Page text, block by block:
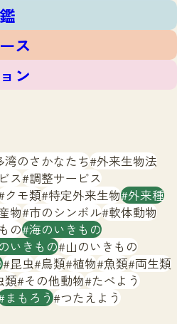
ップ
ス
ン
湾のさかなたち 外来生物法
ス 調整サービス
クモ類 特定外来生物 外来種
物 市のシンボル 軟体動物
の 海のいきもの
いきもの 山のいきもの
昆虫 鳥類 植物 魚類 両生類
類 その他動物 たべよう
まもろう つたえよう